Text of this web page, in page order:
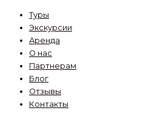
Туры
Экскурсии
Аренда
О нас
Партнерам
Блог
Отзывы
Контакты